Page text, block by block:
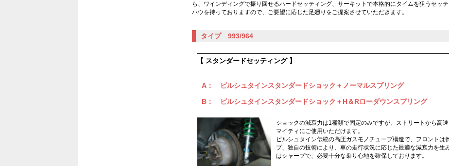
ら、ワインディングで振り回せるハードセッティング、サーキットで本格的にタイムを狙うセッ
ハウを持っておりますので、ご要望に応じた足廻りをご提案させていただきます。
タイプ 993/964
【 スタンダードセッティング 】
A： ビルシュタインスタンダードショック＋ノーマルスプリング
B： ビルシュタインスタンダードショック＋H＆Rローダウンスプリング
ショックの減衰力は1種類で固定のみですが、ストリートから高
マイティにご使用いただけます。
ビルシュタイン伝統の高圧ガスモノチューブ構造で、フロントは
プ、独自の技術により、車の走行状況に応じた最適な減衰力を生
はシャープで、必要十分な乗り心地を確保しております。